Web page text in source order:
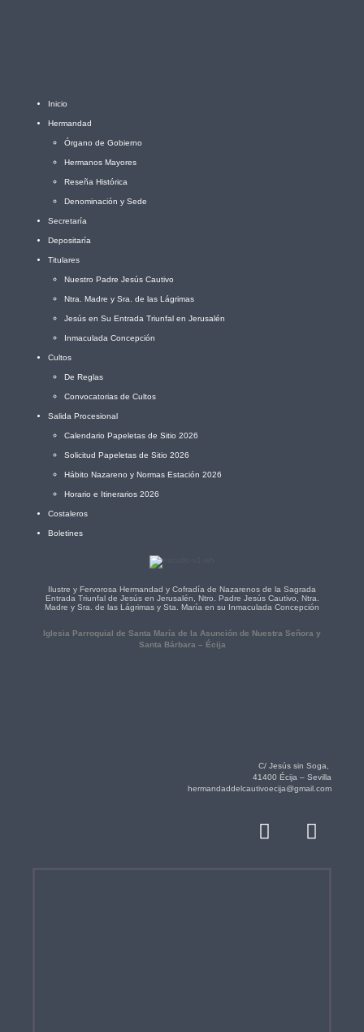
Inicio
Hermandad
Órgano de Gobierno
Hermanos Mayores
Reseña Histórica
Denominación y Sede
Secretaría
Depositaría
Titulares
Nuestro Padre Jesús Cautivo
Ntra. Madre y Sra. de las Lágrimas
Jesús en Su Entrada Triunfal en Jerusalén
Inmaculada Concepción
Cultos
De Reglas
Convocatorias de Cultos
Salida Procesional
Calendario Papeletas de Sitio 2026
Solicitud Papeletas de Sitio 2026
Hábito Nazareno y Normas Estación 2026
Horario e Itinerarios 2026
Costaleros
Boletines
Ilustre y Fervorosa Hermandad y Cofradía de Nazarenos de la Sagrada
Entrada Triunfal de Jesús en Jerusalén, Ntro. Padre Jesús Cautivo, Ntra.
Madre y Sra. de las Lágrimas y Sta. María en su Inmaculada Concepción
Iglesia Parroquial de Santa María de la Asunción de Nuestra Señora y
Santa Bárbara – Écija
C/ Jesús sin Soga,
41400 Écija – Sevilla
hermandaddelcautivoecija@gmail.com